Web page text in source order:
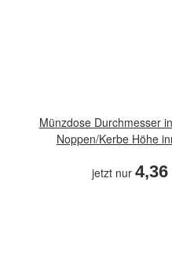
Münzdose Durchmesser
Noppen/Kerbe Höhe
jetzt nur 4,36